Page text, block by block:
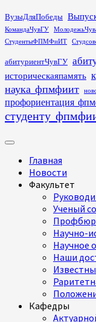
Перейти
к
содержимому
ВузыДляПобеды
КомандаЧувГУ
СтудентыФПМФиИТ
абитуриентЧувГУ
историческаяпамять
наука_фпмфиит
Основное
Главная
Новости
Факультет
Ученый
Научно-
Научное
Наши
Кафедры